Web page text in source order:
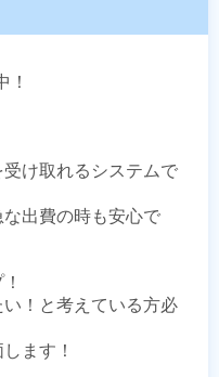
！
け取れるシステムで
出費の時も安心で
！と考えている方必
ます！